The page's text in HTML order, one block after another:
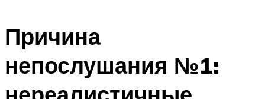
Причина
непослушания №1: